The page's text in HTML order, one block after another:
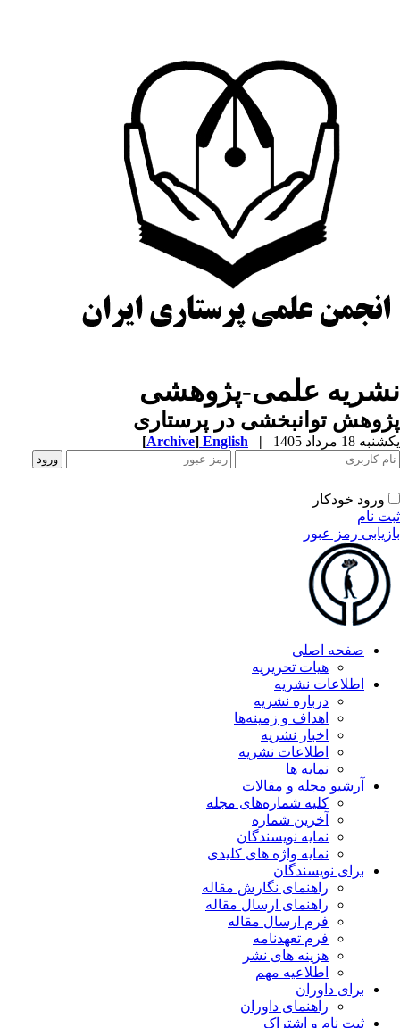
علمی-پژوهشی
توانبخشی در پرستاری
18 مرداد 1405 |
English
[Archive]
ورود خودکار
نام
رمز عبور
صفحه اصلی
هیات تحریریه
اطلاعات نشریه
درباره نشریه
اهداف و زمینه‌ها
اخبار نشریه
اطلاعات نشریه
نمایه ها
آرشیو مجله و مقالات
کلیه شماره‌های مجله
آخرین شماره
نمایه نویسندگان
نمایه واژه های کلیدی
برای نویسندگان
راهنمای نگارش مقاله
راهنمای ارسال مقاله
فرم ارسال مقاله
فرم تعهدنامه
هزینه های نشر
اطلاعیه مهم
برای داوران
راهنمای داوران
ثبت نام و اشتراک